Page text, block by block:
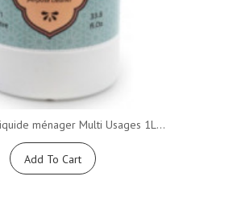
ménager Multi Usages 1L...
Add To Cart